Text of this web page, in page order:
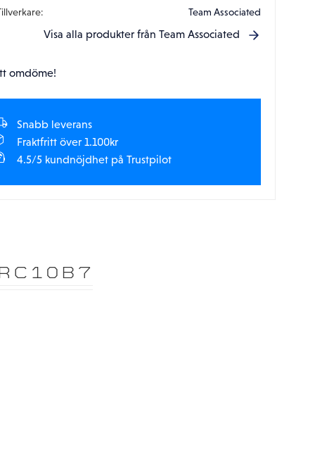
Team Associated
Visa alla produkter från Team Associated
omdöme!
Snabb leverans
Fraktfritt över 1.100kr
4.5/5 kundnöjdhet på Trustpilot